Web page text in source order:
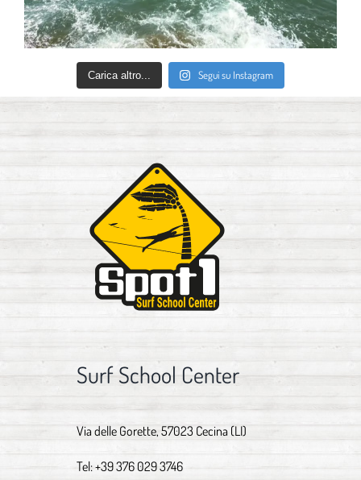
Carica altro... Segui su Instagram
Surf School Center
Via delle Gorette, 57023 Cecina (LI)
Tel:+39 376 029 3746